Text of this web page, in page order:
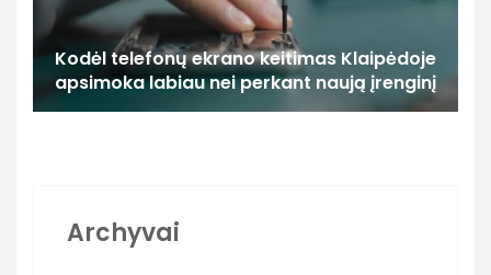
Kodėl telefonų ekrano keitimas Klaipėdoje
apsimoka labiau nei perkant naują įrenginį
Archyvai